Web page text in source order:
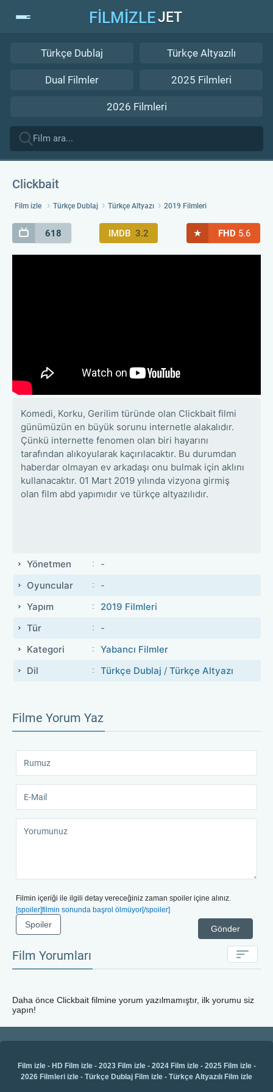
FİLMİZLEJET
Türkçe Dublaj Türkçe Altyazılı
Dual Filmler 2025 Filmleri
2026 Filmleri
Clickbait
Film izle Türkçe Dublaj Türkçe Altyazı 2019 Filmleri
618 IMDB 3.2 ★ FHD 5.6
Komedi, Korku, Gerilim türünde olan Clickbait filmi
günümüzün en büyük sorunu internetle alakalıdır.
Çünkü internette fenomen olan biri hayarını
tarafından alıkoyularak kaçırılacaktır. Bu durumdan
haberdar olmayan ev arkadaşı onu bulmak için aklını
kullanacaktır. 01 Mart 2019 yılında vizyona girmiş
olan film abd yapımıdır ve türkçe altyazılıdır.
Yönetmen
-
Oyuncular
-
Yapım
2019 Filmleri
Tür
-
Kategori
Yabancı Filmler
Dil
Türkçe Dublaj / Türkçe Altyazı
Filme Yorum Yaz
Filmin içeriği ile ilgili detay vereceğiniz zaman spoiler içine alınız.
[spoiler]filmin sonunda başrol ölmüyor[/spoiler]
Gönder
Spoiler
Film Yorumları
Daha önce Clickbait filmine yorum yazılmamıştır, ilk yorumu siz
yapın!
Film izle- HD Film izle- 2023 Film izle- 2024 Film izle- 2025 Film izle-
2026 Filmleri izle - Türkçe Dublaj Film izle - Türkçe Altyazılı Film izle